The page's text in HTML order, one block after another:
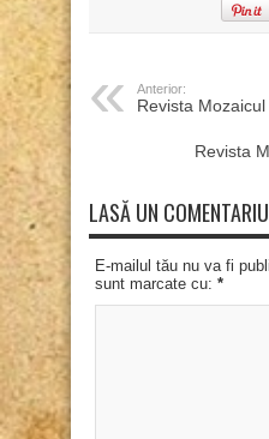
Anterior:
Revista Mozaicul
Revista
LASĂ UN COMENTARIU
E-mailul tău nu va fi
sunt marcate cu: *